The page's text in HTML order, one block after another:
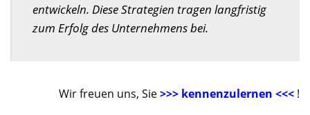
entwickeln. Diese Strategien tragen langfristig
zum Erfolg des Unternehmens bei.
Wir freuen uns, Sie>>> kennenzulernen <<< !